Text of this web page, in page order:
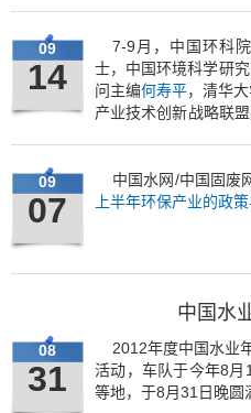
09
14
7-9月，中国环科
士，中国环境科学研
问主编何寿平，清华
产业技术创新战略联
09
07
中国水网/中国固废
上半年环保产业的政
中国水
08
31
2012年度中国水业
活动，车队于今年8月
等地，于8月31 日晚圆